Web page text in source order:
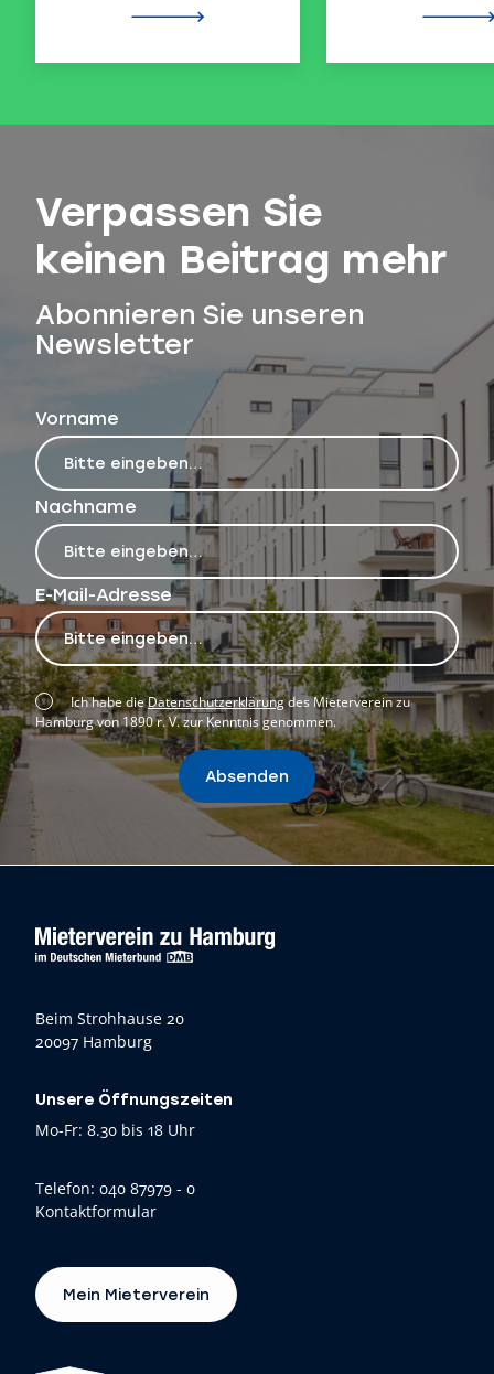
Verpassen Sie
keinen Beitrag mehr
Abonnieren Sie unseren
Newsletter
Vorname
Nachname
E-Mail-Adresse
Ich habe dieDatenschutzerklärungdes Mieterverein zu
Hamburg von 1890 r. V. zur Kenntnis genommen.
Absenden
Beim Strohhause 20
20097 Hamburg
Unsere Öffnungszeiten
Mo-Fr: 8.30 bis 18 Uhr
Telefon: 040 87979 - 0
Kontaktformular
Mein Mieterverein